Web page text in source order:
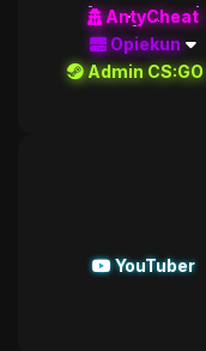
AntyCheat
Opiekun
Admin CS:GO
YouTuber